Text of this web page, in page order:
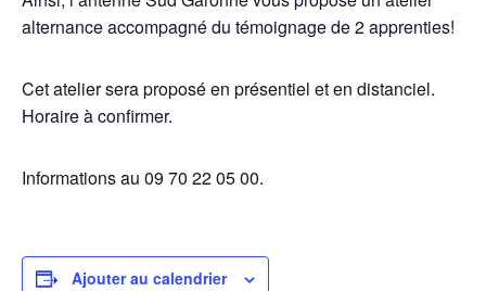
alternance accompagné du témoignage de 2 apprenties!
Cet atelier sera proposé en présentiel et en distanciel.
Horaire à confirmer.
Informations au 09 70 22 05 00.
Ajouter au calendrier